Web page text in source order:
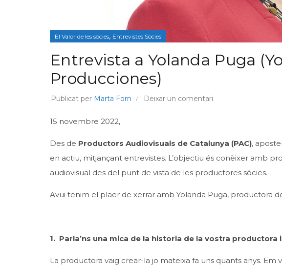
El Valor de les sòcies, Entrevistes Sòcies
Entrevista a Yolanda Puga
Producciones)
Publicat per Marta Forn Deixar un comentari
15 novembre 2022,
Des de Productors Audiovisuals de Catalunya (PAC),
en actiu, mitjançant entrevistes. L’objectiu és conèixer amb
audiovisual des del punt de vista de les productores sòcies.
Avui tenim el plaer de xerrar amb Yolanda Puga, productora
1. Parla’ns una mica de la historia de la vostra
La productora vaig crear-la jo mateixa fa uns quants anys. Em